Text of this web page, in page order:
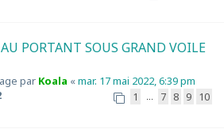
PORTANT SOUS GRAND VOILE
par Koala «mar. 17 mai 2022, 6:39 pm
1 … 7 8 9 10